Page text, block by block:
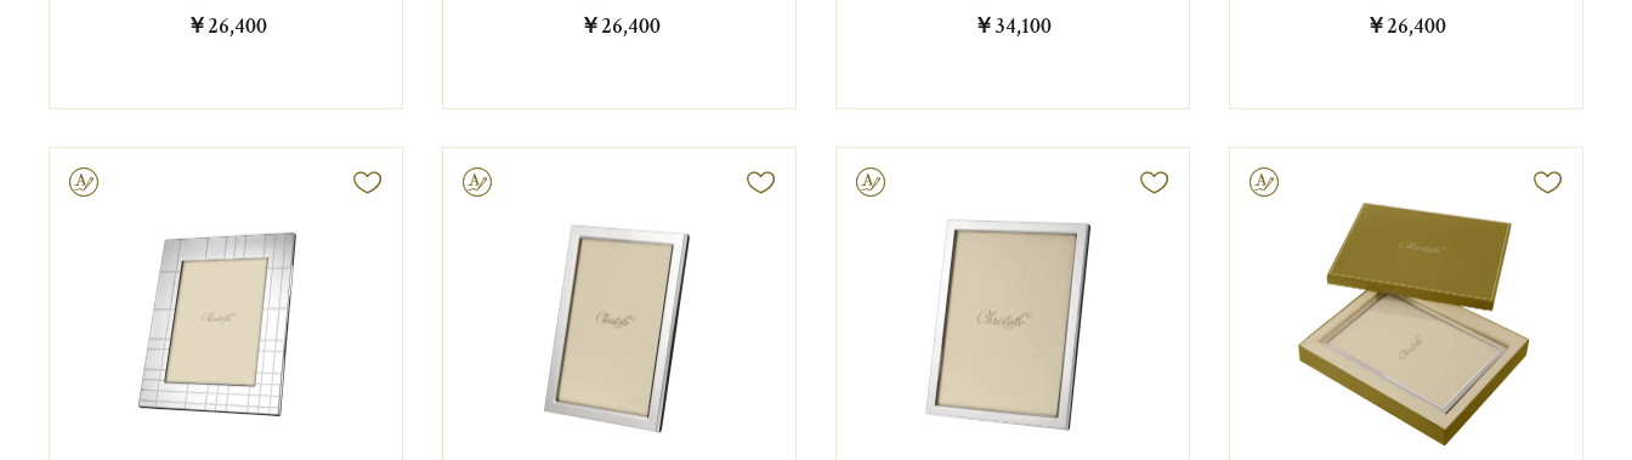
￥26,400 ￥26,400 ￥34,100 ￥26,400
文字彫り可能 文字彫り可能 文字彫り可能